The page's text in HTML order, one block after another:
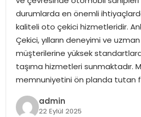
EKONOMI
MAGAZIN
TEKNOLOJI
durumlarda en önemli
kaliteli oto çekici hizmetleridir.
Çekici, yılların deneyimi ve
müşterilerine yüksek
taşıma hizmetleri sunmaktadır.
memnuniyetini ön planda tutan
admin
22 Eylül 2025